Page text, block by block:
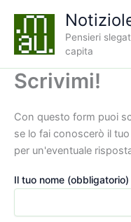
contenuto
Pensieri
capita
Scrivimi!
Con questo form puoi
se lo fai conoscerò il
per un'eventuale
Il tuo nome (obbligatorio)